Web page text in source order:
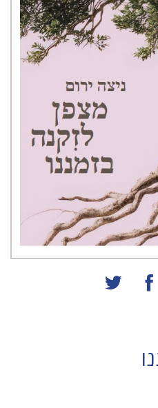
באמצעות אימייל
שיתוף בפייסבוק